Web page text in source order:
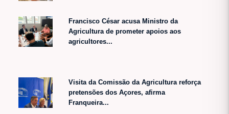
Francisco César acusa Ministro da
Agricultura de prometer apoios aos
agricultores...
Visita da Comissão da Agricultura reforça
pretensões dos Açores, afirma
Franqueira...